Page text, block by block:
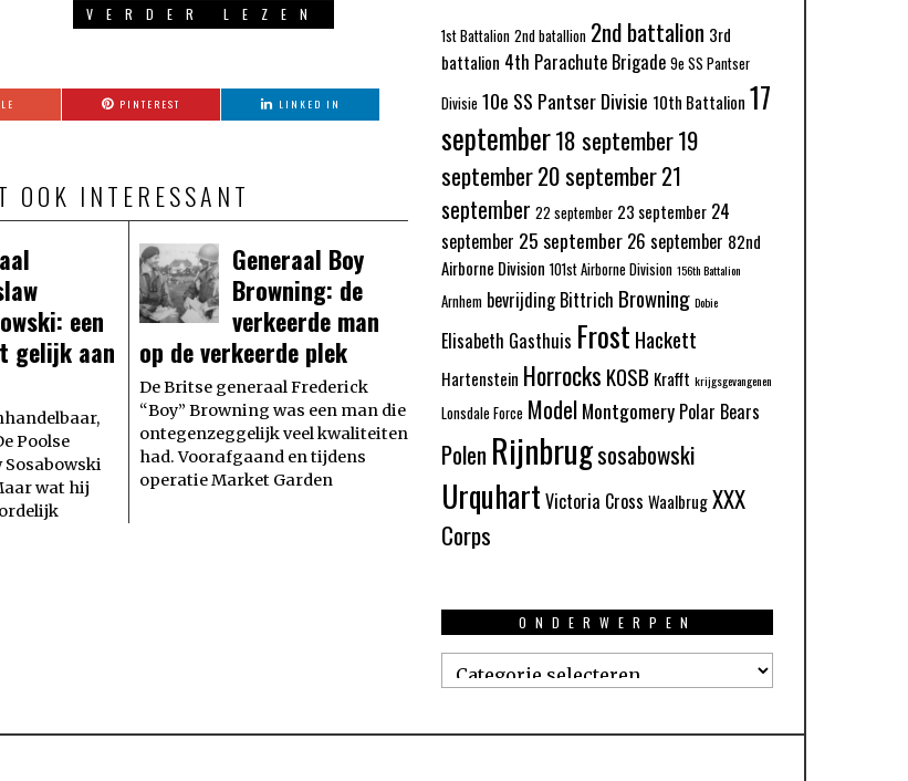
VERDER LEZEN
PINTEREST LINKED IN
INTERESSANT
een
gelijk aan
Poolse
Sosabowski
wat hij
Generaal Boy
Browning: de
verkeerde man
op de verkeerde plek
De Britse generaal Frederick
“Boy” Browning was een man die
ontegenzeggelijk veel kwaliteiten
had. Voorafgaand en tijdens
operatie Market Garden
1st Battalion 2nd batallion 2nd battalion 3rd
battalion 4th Parachute Brigade 9e SS Pantser
Divisie 10e SS Pantser Divisie 10th Battalion 17
september18 september19
september20 september21
september 22 september 23 september 24
september 25 september 26 september 82nd
Airborne Division 101st Airborne Division 156th Battalion
Arnhem bevrijding Bittrich Browning Dobie
Elisabeth Gasthuis Frost Hackett
Hartenstein Horrocks KOSB Krafft krijgsgevangenen
Lonsdale Force ModelMontgomery Polar Bears
Polen Rijnbrugsosabowski
Urquhart Victoria Cross WaalbrugXXX
Corps
ONDERWERPEN
Onderwerpen